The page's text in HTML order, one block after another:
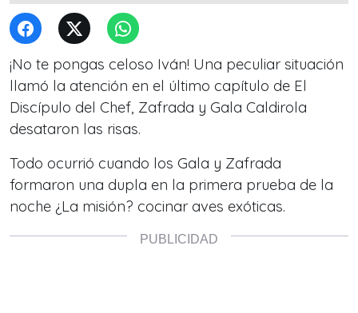
¡No te pongas celoso Iván! Una peculiar situación
llamó la atención en el último capítulo de El
Discípulo del Chef, Zafrada y Gala Caldirola
desataron las risas.
Todo ocurrió cuando los Gala y Zafrada
formaron una dupla en la primera prueba de la
noche ¿La misión? cocinar aves exóticas.